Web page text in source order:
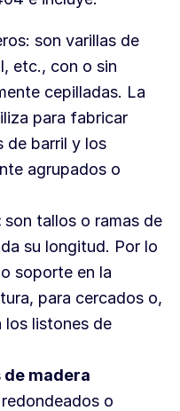
son varillas de
etc., con o sin
cepilladas. La
para fabricar
de barril y los
agrupados o
son tallos o ramas de
su longitud. Por lo
soporte en la
para cercados o,
los listones de
madera
o